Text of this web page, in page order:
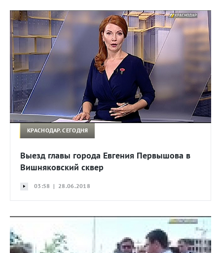
КРАСНОДАР. СЕГОДНЯ
Выезд главы города Евгения Первышова в
Вишняковский сквер
03:58 | 28.06.2018